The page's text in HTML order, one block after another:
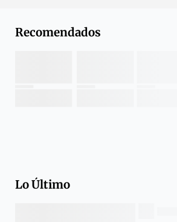
Recomendados
Lo Último